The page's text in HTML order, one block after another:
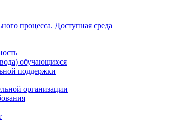
процесса. Доступная среда
обучающихся
поддержки
организации